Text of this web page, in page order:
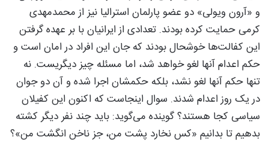
و «آرون ویولی» دو عضو پارلمان استرالیا نیز از محمدمهدی
کرمی حمایت کرده بودند. تعدادی از ایرانیان با بر عهده گرفتن
این کفالت‌ها خوشحال بودند که جان این افراد در امان است و
حکم اعدام آنها لغو خواهد شد، اما مسئله چیز دیگریست. نه
تنها حکم آنها لغو نشد، بلکه حکمشان اجرا شده و آن دو جوان
در یک روز اعدام شدند. سوال اینجاست که اکنون این کفیلان
سیاسی کجا هستند؟ گوینده می‌گوید: باید چند نفر دیگر کشته
بدهیم تا بدانیم «کس نخارد پشت من، جز ناخن انگشت من»؟